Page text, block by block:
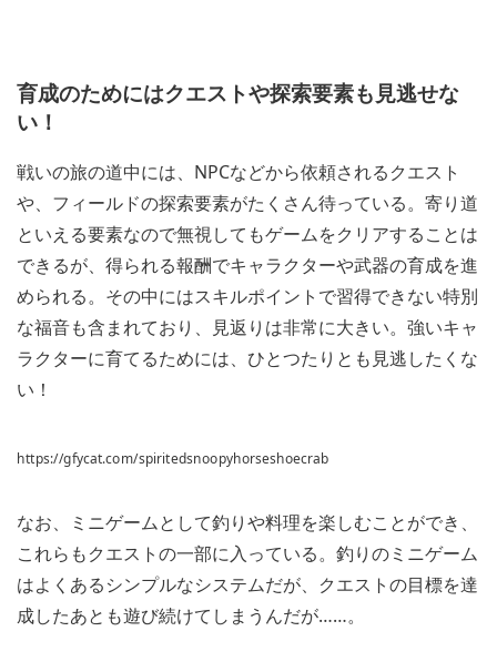
育成のためにはクエストや探索要素も見逃せな
い！
戦いの旅の道中には、NPCなどから依頼されるクエスト
や、フィールドの探索要素がたくさん待っている。寄り道
といえる要素なので無視してもゲームをクリアすることは
できるが、得られる報酬でキャラクターや武器の育成を進
められる。その中にはスキルポイントで習得できない特別
な福音も含まれており、見返りは非常に大きい。強いキャ
ラクターに育てるためには、ひとつたりとも見逃したくな
い！
https://gfycat.com/spiritedsnoopyhorseshoecrab
なお、ミニゲームとして釣りや料理を楽しむことができ、
これらもクエストの一部に入っている。釣りのミニゲーム
はよくあるシンプルなシステムだが、クエストの目標を達
成したあとも遊び続けてしまうんだが……。